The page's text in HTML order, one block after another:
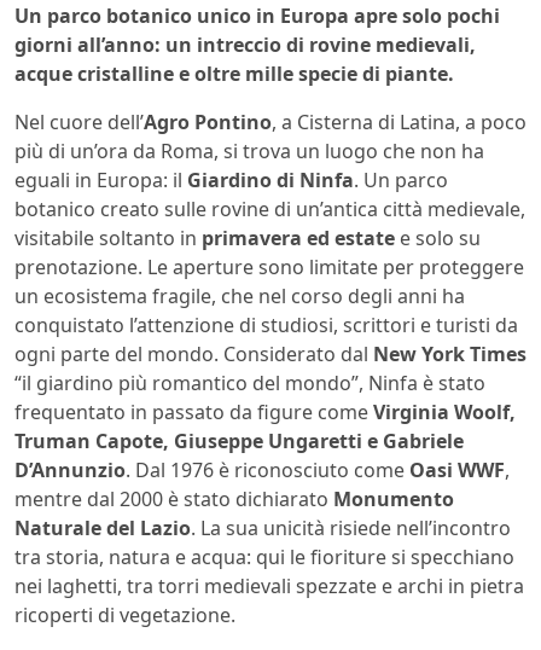
Un parco botanico unico in Europa apre solo pochi
giorni all’anno: un intreccio di rovine medievali,
acque cristalline e oltre mille specie di piante.
Nel cuore dell’Agro Pontino, a Cisterna di Latina, a poco
più di un’ora da Roma, si trova un luogo che non ha
eguali in Europa: il Giardino di Ninfa. Un parco
botanico creato sulle rovine di un’antica città medievale,
visitabile soltanto in primavera ed estate e solo su
prenotazione. Le aperture sono limitate per proteggere
un ecosistema fragile, che nel corso degli anni ha
conquistato l’attenzione di studiosi, scrittori e turisti da
ogni parte del mondo. Considerato dal New York Times
“il giardino più romantico del mondo”, Ninfa è stato
frequentato in passato da figure comeVirginia Woolf,
Truman Capote, Giuseppe Ungaretti e Gabriele
D’Annunzio. Dal 1976 è riconosciuto come Oasi WWF,
mentre dal 2000 è stato dichiarato Monumento
Naturale del Lazio. La sua unicità risiede nell’incontro
tra storia, natura e acqua: qui le fioriture si specchiano
nei laghetti, tra torri medievali spezzate e archi in pietra
ricoperti di vegetazione.